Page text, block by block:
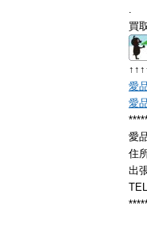
.
買
愛
愛
愛
住
出